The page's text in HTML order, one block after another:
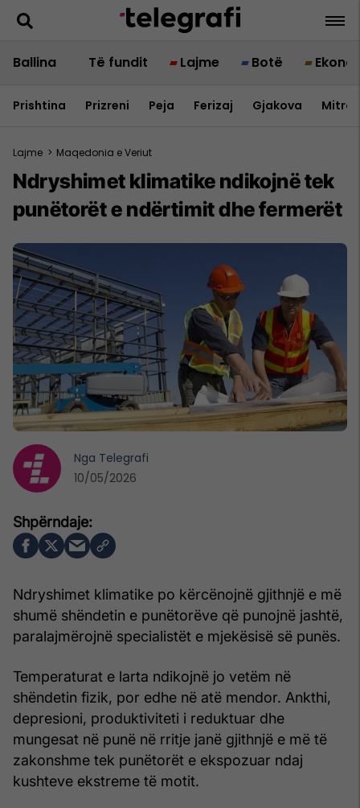
Ballina Të fundit Lajme Botë
Prishtina Prizreni Peja Ferizaj Gjakova
Lajme > Maqedonia e Veriut
Ndryshimet klimatike ndikojnë tek
punëtorët e ndërtimit dhe fermerët
Ndryshimet klimatike po kërcënojnë gjithnjë e më
shumë shëndetin e punëtorëve që punojnë jashtë,
paralajmërojnë specialistët e mjekësisë së punës.
Temperaturat e larta ndikojnë jo vetëm në
shëndetin fizik, por edhe në atë mendor. Ankthi,
depresioni, produktiviteti i reduktuar dhe
mungesat në punë në rritje janë gjithnjë e më të
zakonshme tek punëtorët e ekspozuar ndaj
kushteve ekstreme të motit.
Nga Telegrafi
10/05/2026